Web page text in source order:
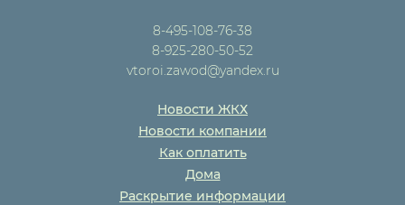
8-495-108-76-38
8-925-280-50-52
vtoroi.zawod@yandex.ru
Новости ЖКХ
Новости компании
Как оплатить
Дома
Раскрытие информации